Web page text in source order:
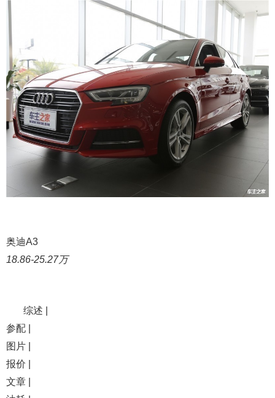
奥迪A3
18.86-25.27万
综述 |
参配 |
图片 |
报价 |
文章 |